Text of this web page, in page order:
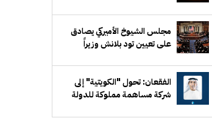
مجلس الشيوخ الأميركي يصادق
على تعيين تود بلانش وزيراً
الفقعان: تحول "الكويتية" إلى
شركة مساهمة مملوكة للدولة